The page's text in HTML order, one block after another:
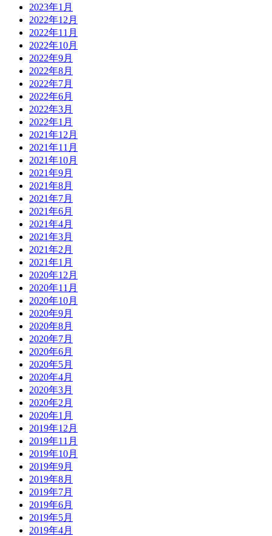
2023年1月
2022年12月
2022年11月
2022年10月
2022年9月
2022年8月
2022年7月
2022年6月
2022年3月
2022年1月
2021年12月
2021年11月
2021年10月
2021年9月
2021年8月
2021年7月
2021年6月
2021年4月
2021年3月
2021年2月
2021年1月
2020年12月
2020年11月
2020年10月
2020年9月
2020年8月
2020年7月
2020年6月
2020年5月
2020年4月
2020年3月
2020年2月
2020年1月
2019年12月
2019年11月
2019年10月
2019年9月
2019年8月
2019年7月
2019年6月
2019年5月
2019年4月